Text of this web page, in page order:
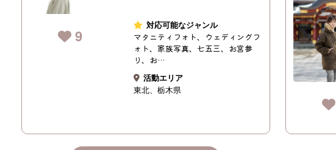
9
対応可能なジャンル
マタニティフォト、ウェディングフ
ォト、家族写真、七五三、お宮参
り、お…
活動エリア
東北
栃木県